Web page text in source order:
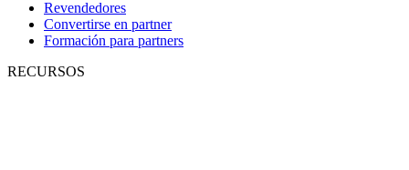
Revendedores
Convertirse en partner
Formación para partners
RECURSOS